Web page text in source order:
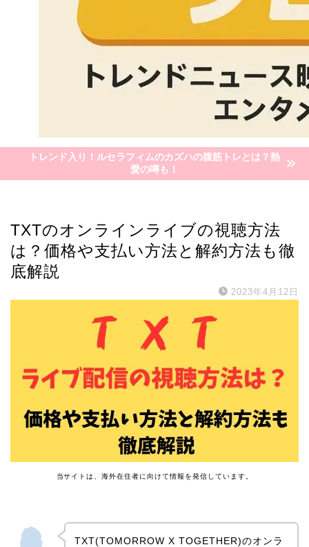
トレンド入り！ルセラフィムのカズハの腹筋トレとは？熱
愛の噂も！
TXTのオンラインライブの視聴方法
は？価格や支払い方法と解約方法も徹
底解説
2023年4月12日
当サイトは、海外在住者に向けて情報を発信しています。
TXT(TOMORROW X TOGETHER)のオンラ